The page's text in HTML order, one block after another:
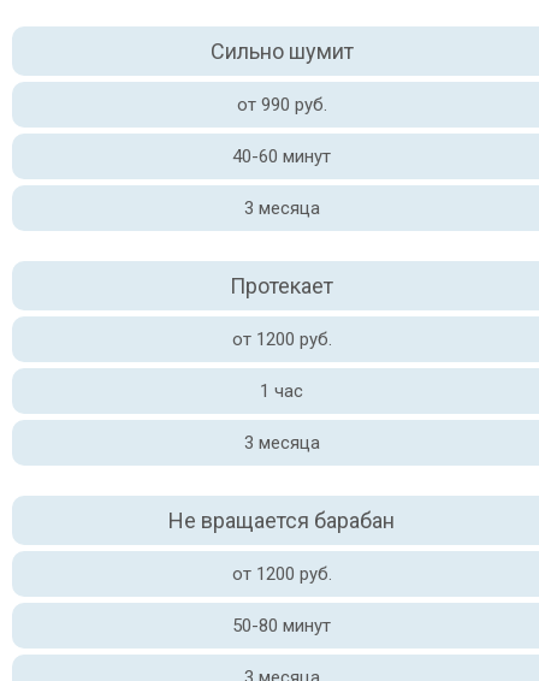
Сильно шумит
от 990 руб.
40-60 минут
3 месяца
Протекает
от 1200 руб.
1 час
3 месяца
Не вращается барабан
от 1200 руб.
50-80 минут